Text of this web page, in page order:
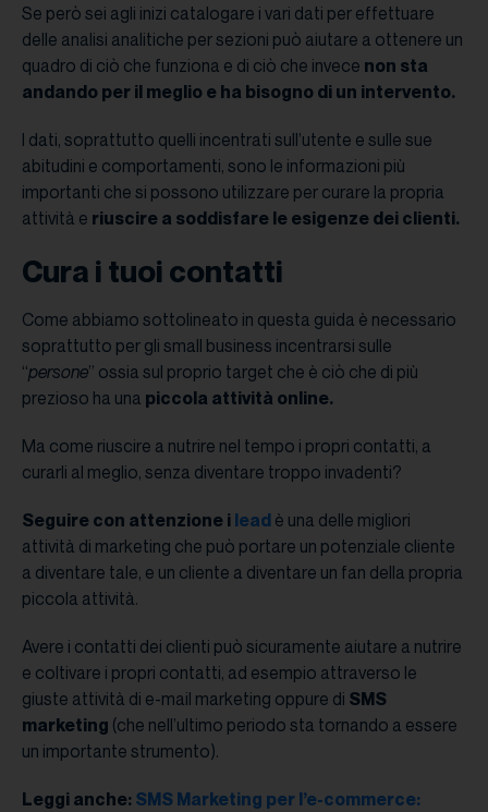
Se però sei agli inizi catalogare i vari dati per effettuare
delle analisi analitiche per sezioni può aiutare a ottenere un
quadro di ciò che funziona e di ciò che invece non sta
andando per il meglio e ha bisogno di un intervento.
I dati, soprattutto quelli incentrati sull’utente e sulle sue
abitudini e comportamenti, sono le informazioni più
importanti che si possono utilizzare per curare la propria
attività e riuscire a soddisfare le esigenze dei clienti.
Cura i tuoi contatti
Come abbiamo sottolineato in questa guida è necessario
soprattutto per gli small business incentrarsi sulle
“persone” ossia sul proprio target che è ciò che di più
prezioso ha una piccola attività online.
Ma come riuscire a nutrire nel tempo i propri contatti, a
curarli al meglio, senza diventare troppo invadenti?
Seguire con attenzione i lead è una delle migliori
attività di marketing che può portare un potenziale cliente
a diventare tale, e un cliente a diventare un fan della propria
piccola attività.
Avere i contatti dei clienti può sicuramente aiutare a nutrire
e coltivare i propri contatti, ad esempio attraverso le
giuste attività di e-mail marketing oppure di SMS
marketing (che nell’ultimo periodo sta tornando a essere
un importante strumento).
Leggi anche: SMS Marketing per l’e-commerce: